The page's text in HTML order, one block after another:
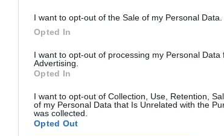
I want to opt-out of the Sale of my Personal Data.
Opted In
I want to opt-out of processing my Personal Data
Advertising.
Opted In
I want to opt-out of Collection, Use, Retention,
of my Personal Data that Is Unrelated with the
was collected.
Opted Out